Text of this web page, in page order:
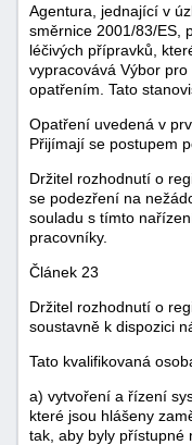
Agentura, jednající v
směrnice 2001/83/ES,
léčivých přípravků,
vypracovává Výbor
opatřením. Tato
Opatření uvedená v
Přijímají se postupem
Držitel rozhodnutí o
se podezření na
souladu s tímto
pracovníky.
Článek 23
Držitel rozhodnutí o
soustavně k dispozici
Tato kvalifikovaná
a) vytvoření a řízení
které jsou hlášeny
tak, aby byly přístupné